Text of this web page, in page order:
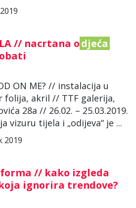
// nacrtana odjeća
ON ME? // instalacija u
akril // TTF galerija,
28a // 26.02. – 25.03.2019.
vizuru tijela i „odijeva“ je ...
2019
// kako izgleda
ignorira trendove?